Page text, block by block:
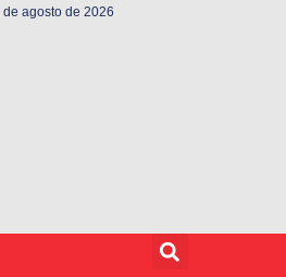
de agosto de 2026